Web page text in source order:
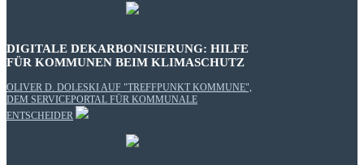
DIGITALE DEKARBONISIERUNG: HILFE
FÜR KOMMUNEN BEIM KLIMASCHUTZ
OLIVER D. DOLESKI AUF "TREFFPUNKT KOMMUNE",
DEM SERVICEPORTAL FÜR KOMMUNALE
ENTSCHEIDER